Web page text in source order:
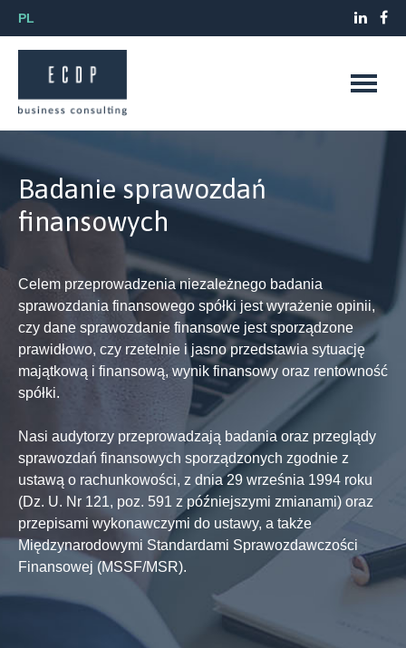
PL
Badanie sprawozdań
finansowych
Celem przeprowadzenia niezależnego badania
sprawozdania finansowego spółki jest wyrażenie opinii,
czy dane sprawozdanie finansowe jest sporządzone
prawidłowo, czy rzetelnie i jasno przedstawia sytuację
majątkową i finansową, wynik finansowy oraz rentowność
spółki.
Nasi audytorzy przeprowadzają badania oraz przeglądy
sprawozdań finansowych sporządzonych zgodnie z
ustawą o rachunkowości, z dnia 29 września 1994 roku
(Dz. U. Nr 121, poz. 591 z późniejszymi zmianami) oraz
przepisami wykonawczymi do ustawy, a także
Międzynarodowymi Standardami Sprawozdawczości
Finansowej (MSSF/MSR).